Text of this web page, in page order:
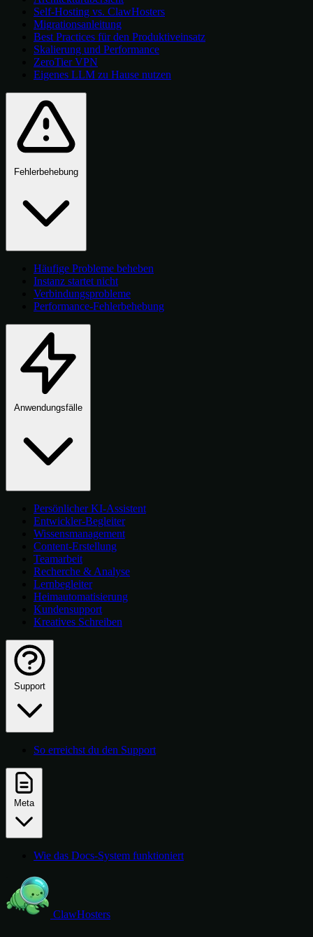
Self-Hosting vs. ClawHosters
Migrationsanleitung
Best Practices für den Produktiveinsatz
Skalierung und Performance
ZeroTier VPN
Eigenes LLM zu Hause nutzen
Fehlerbehebung
Häufige Probleme beheben
Instanz startet nicht
Verbindungsprobleme
Performance-Fehlerbehebung
Anwendungsfälle
Persönlicher KI-Assistent
Entwickler-Begleiter
Wissensmanagement
Content-Erstellung
Teamarbeit
Recherche & Analyse
Lernbegleiter
Heimautomatisierung
Kundensupport
Kreatives Schreiben
Support
So erreichst du den Support
Meta
Wie das Docs-System funktioniert
ClawHosters